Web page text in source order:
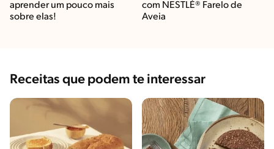
aprender um pouco mais
sobre elas!
com NESTLÉ® Farelo de
Aveia
Receitas que podem te interessar